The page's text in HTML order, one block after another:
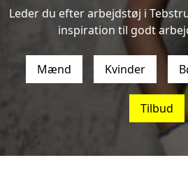
Leder du efter arbejdstøj i
inspiration til godt
Mænd Kvinder
Tilbud